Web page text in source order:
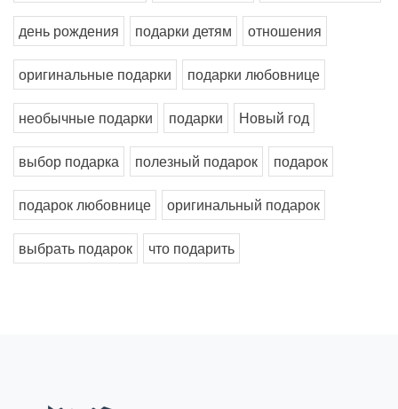
день рождения подарки детям отношения
оригинальные подарки подарки любовнице
необычные подарки подарки Новый год
выбор подарка полезный подарок подарок
подарок любовнице оригинальный подарок
выбрать подарок что подарить